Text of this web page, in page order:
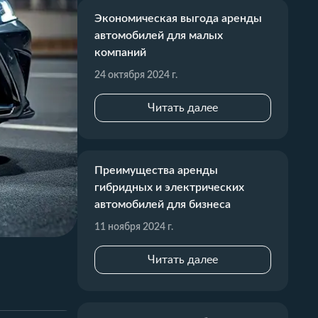
Экономическая выгода аренды
автомобилей для малых
компаний
24 октября 2024 г.
Читать далее
Преимущества аренды
гибридных и электрических
автомобилей для бизнеса
11 ноября 2024 г.
Читать далее